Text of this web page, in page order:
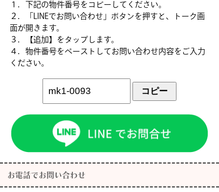
１．下記の物件番号をコピーしてください。
２．「LINEでお問い合わせ」ボタンを押すと、トーク画
面が開きます。
３．【追加】をタップします。
４．物件番号をペーストしてお問い合わせ内容をご入力
ください。
コピー
お電話でお問い合わせ